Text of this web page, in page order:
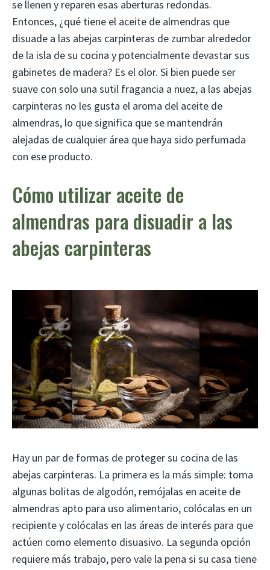
se llenen y reparen esas aberturas redondas.
Entonces, ¿qué tiene el aceite de almendras que
disuade a las abejas carpinteras de zumbar alrededor
de la isla de su cocina y potencialmente devastar sus
gabinetes de madera? Es el olor. Si bien puede ser
suave con solo una sutil fragancia a nuez, a las abejas
carpinteras no les gusta el aroma del aceite de
almendras, lo que significa que se mantendrán
alejadas de cualquier área que haya sido perfumada
con ese producto.
Cómo utilizar aceite de
almendras para disuadir a las
abejas carpinteras
Hay un par de formas de proteger su cocina de las
abejas carpinteras. La primera es la más simple: toma
algunas bolitas de algodón, remójalas en aceite de
almendras apto para uso alimentario, colócalas en un
recipiente y colócalas en las áreas de interés para que
actúen como elemento disuasivo. La segunda opción
requiere más trabajo, pero vale la pena si su casa tiene